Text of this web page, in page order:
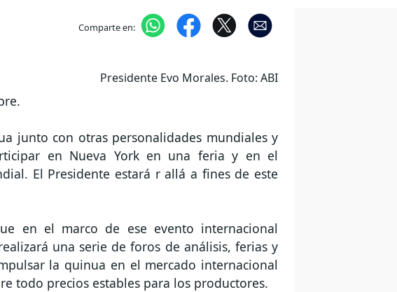
Comparte en:
Presidente Evo Morales. Foto: ABI
junto con otras personalidades mundiales y
en Nueva York en una feria y en el
El Presidente estará r allá a fines de este
en el marco de ese evento internacional
una serie de foros de análisis, ferias y
la quinua en el mercado internacional
todo precios estables para los productores.